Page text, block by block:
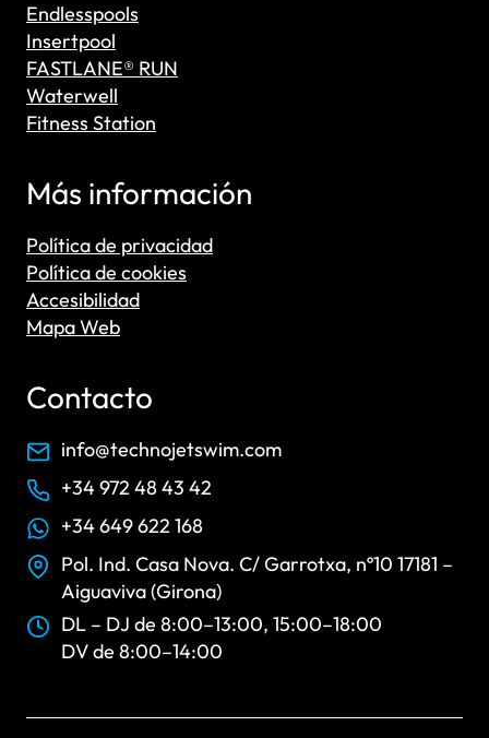
Endlesspools
Insertpool
FASTLANE® RUN
Waterwell
Fitness Station
Más información
Política de privacidad
Política de cookies
Accesibilidad
Mapa Web
Contacto
info@technojetswim.com
+34 972 48 43 42
+34 649 622 168
Pol. Ind. Casa Nova. C/ Garrotxa, nº10 17181 –
Aiguaviva (Girona)
DL – DJ de 8:00–13:00, 15:00–18:00
DV de 8:00–14:00